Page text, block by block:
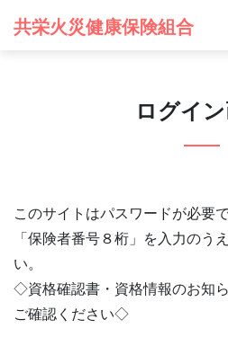
共栄火災健康保険組合
ログイ
このサイトはパスワードが必要で
「保険者番号８桁」を入力のう
い。
◇資格確認書・資格情報のお知
ご確認ください◇